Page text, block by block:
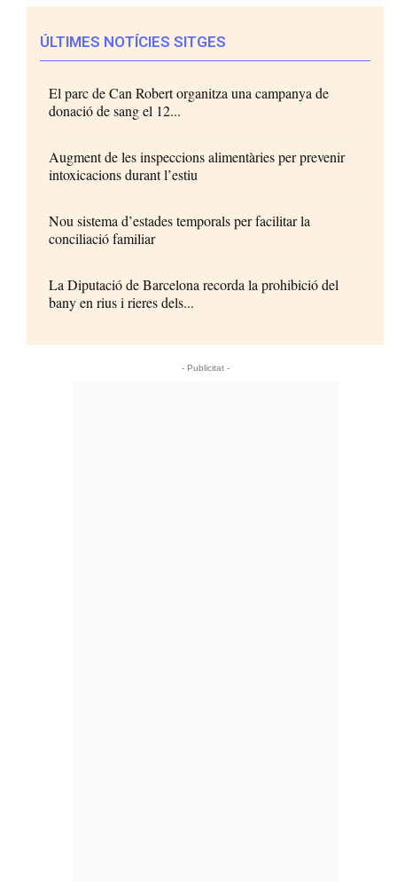
ÚLTIMES NOTÍCIES SITGES
El parc de Can Robert organitza una campanya de
donació de sang el 12...
Augment de les inspeccions alimentàries per prevenir
intoxicacions durant l’estiu
Nou sistema d’estades temporals per facilitar la
conciliació familiar
La Diputació de Barcelona recorda la prohibició del
bany en rius i rieres dels...
- Publicitat -